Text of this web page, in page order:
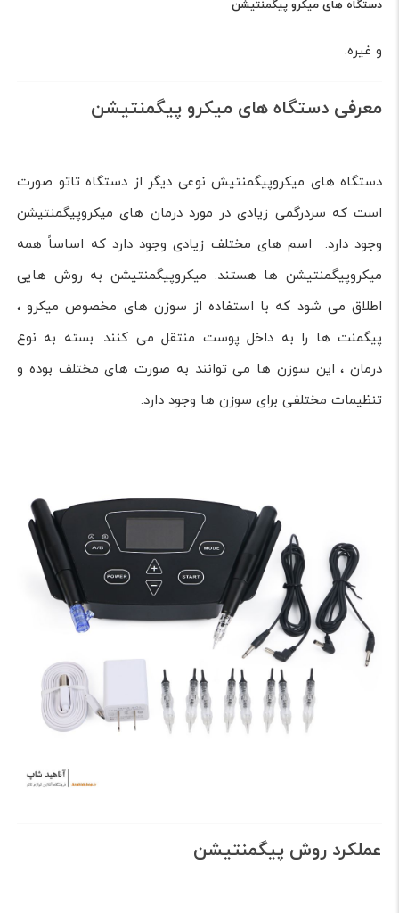
دستگاه های میکرو پیگمنتیشن
و غیره.
معرفی دستگاه های میکرو پیگمنتیشن
دستگاه های میکروپیگمنتیش نوعی دیگر از دستگاه تاتو صورت
است که سردرگمی زیادی در مورد درمان های میکروپیگمنتیشن
وجود دارد. اسم های مختلف زیادی وجود دارد که اساساً همه
میکروپیگمنتیشن ها هستند. میکروپیگمنتیشن به روش هایی
اطلاق می شود که با استفاده از سوزن های مخصوص میکرو ،
پیگمنت ها را به داخل پوست منتقل می کنند. بسته به نوع
درمان ، این سوزن ها می توانند به صورت های مختلف بوده و
تنظیمات مختلفی برای سوزن ها وجود دارد.
عملکرد روش پیگمنتیشن